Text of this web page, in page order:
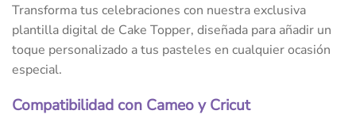
Transforma tus celebraciones con nuestra exclusiva
plantilla digital de Cake Topper, diseñada para añadir un
toque personalizado a tus pasteles en cualquier ocasión
especial.
Compatibilidad con Cameo y Cricut